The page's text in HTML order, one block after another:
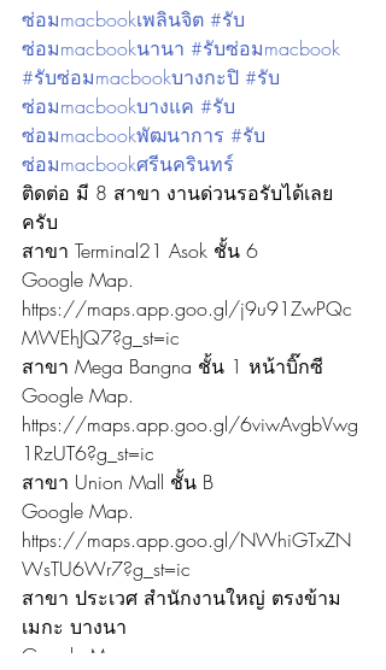
ซ่อมmacbookเพลินจิต #รับ
ซ่อมmacbookนานา #รับซ่อมmacbook
#รับซ่อมmacbookบางกะปิ #รับ
ซ่อมmacbookบางแค #รับ
ซ่อมmacbookพัฒนาการ #รับ
ซ่อมmacbookศรีนครินทร์
ติดต่อ มี 8 สาขา งานด่วนรอรับได้เลย
ครับ
สาขา Terminal21 Asok ชั้น 6
Google Map.
https://maps.app.goo.gl/j9u91ZwPQc
MWEhJQ7?g_st=ic
สาขา Mega Bangna ชั้น 1 หน้าบิ๊กซี
Google Map.
https://maps.app.goo.gl/6viwAvgbVwg
1RzUT6?g_st=ic
สาขา Union Mall ชั้น B
Google Map.
https://maps.app.goo.gl/NWhiGTxZN
WsTU6Wr7?g_st=ic
สาขา ประเวศ สำนักงานใหญ่ ตรงข้าม
เมกะ บางนา
Google Map.